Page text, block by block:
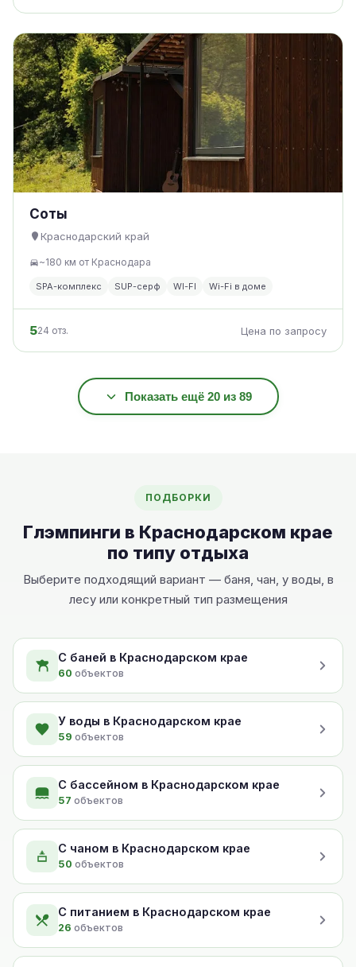
Соты
Краснодарский край
~180 км от Краснодара
SPA-комплекс SUP-серф WI-FI Wi-Fi в доме
524 отз. Цена по запросу
Показать ещё 20 из 89
ПОДБОРКИ
Глэмпинги в Краснодарском крае
по типу отдыха
Выберите подходящий вариант — баня, чан, у воды, в
лесу или конкретный тип размещения
С баней в Краснодарском крае
60 объектов
У воды в Краснодарском крае
59 объектов
С бассейном в Краснодарском крае
57 объектов
С чаном в Краснодарском крае
50 объектов
С питанием в Краснодарском крае
26 объектов